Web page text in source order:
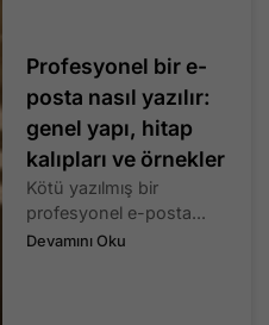
Profesyonel bir e-
posta nasıl yazılır:
genel yapı, hitap
kalıpları ve örnekler
Kötü yazılmış bir
profesyonel e-posta...
Devamını Oku